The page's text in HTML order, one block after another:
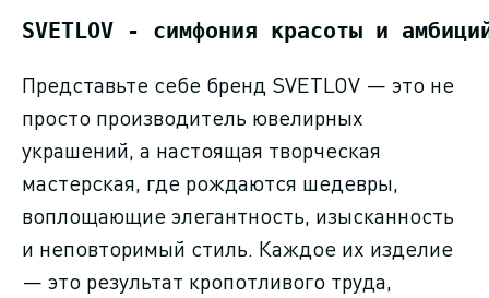
почему
Фрилансер VS
JobStudio
Боли клиентов
Блог
SVETLOV - симфония красоты и
Представьте себе бренд SVETLOV — это не
просто производитель ювелирных
украшений, а настоящая творческая
мастерская, где рождаются шедевры,
воплощающие элегантность, изысканность
и неповторимый стиль. Каждое их изделие
— это результат кропотливого труда,